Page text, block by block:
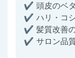
✔ 頭皮のベ
✔ ハリ・コ
✔ 髪質改善
✔ サロン品